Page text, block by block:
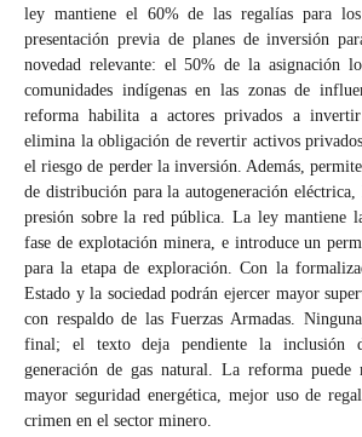
ley mantiene el 60% de las regalías para
presentación previa de planes de inversión
novedad relevante: el 50% de la asignación
comunidades indígenas en las zonas de
reforma habilita a actores privados a
elimina la obligación de revertir activos
el riesgo de perder la inversión. Además,
de distribución para la autogeneración
presión sobre la red pública. La ley mantiene
fase de explotación minera, e introduce un
para la etapa de exploración. Con la
Estado y la sociedad podrán ejercer mayor
con respaldo de las Fuerzas Armadas.
final; el texto deja pendiente la inclusión
generación de gas natural. La reforma
mayor seguridad energética, mejor uso de
crimen en el sector minero.